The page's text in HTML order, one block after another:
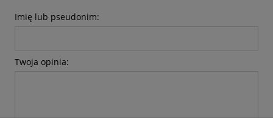
Imię lub pseudonim:
Twoja opinia: